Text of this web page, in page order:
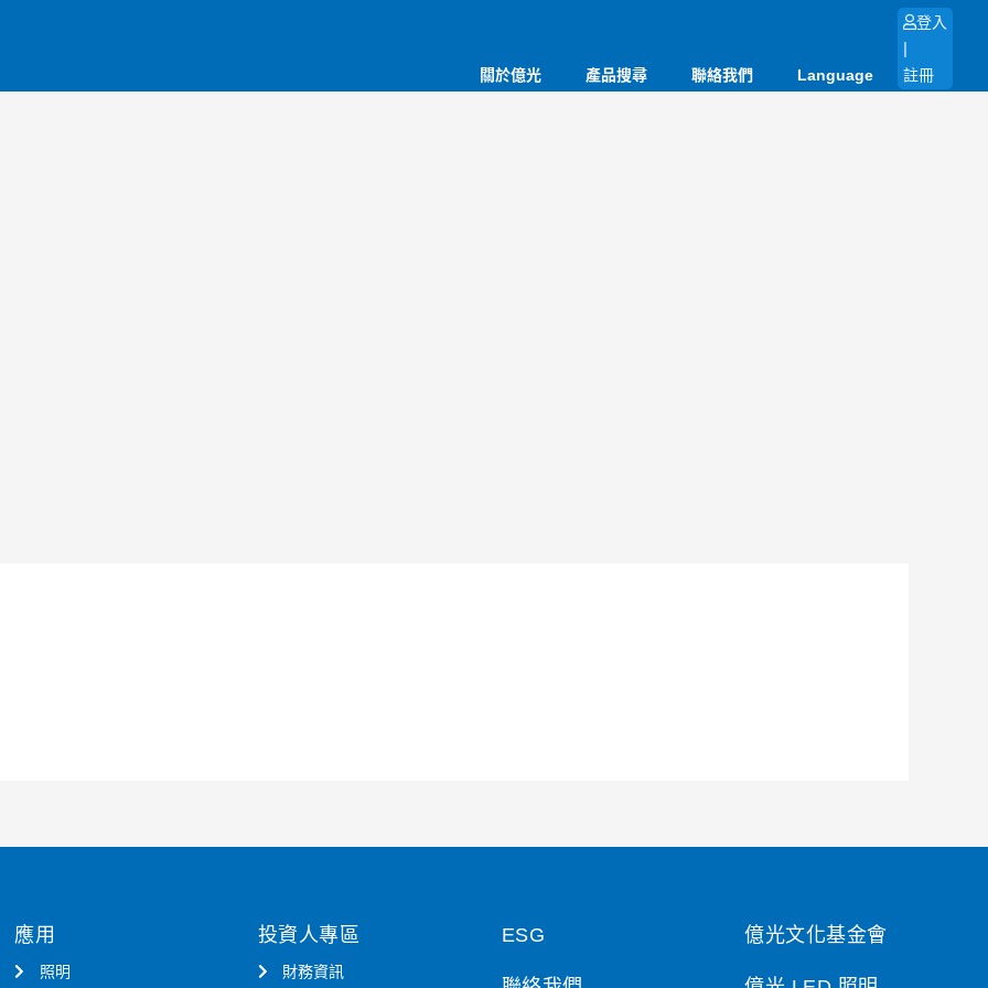
關於億光 產品搜尋 聯絡我們 Language
登入
|
註冊
應用
照明
投資人專區
財務資訊
ESG 億光文化基金會